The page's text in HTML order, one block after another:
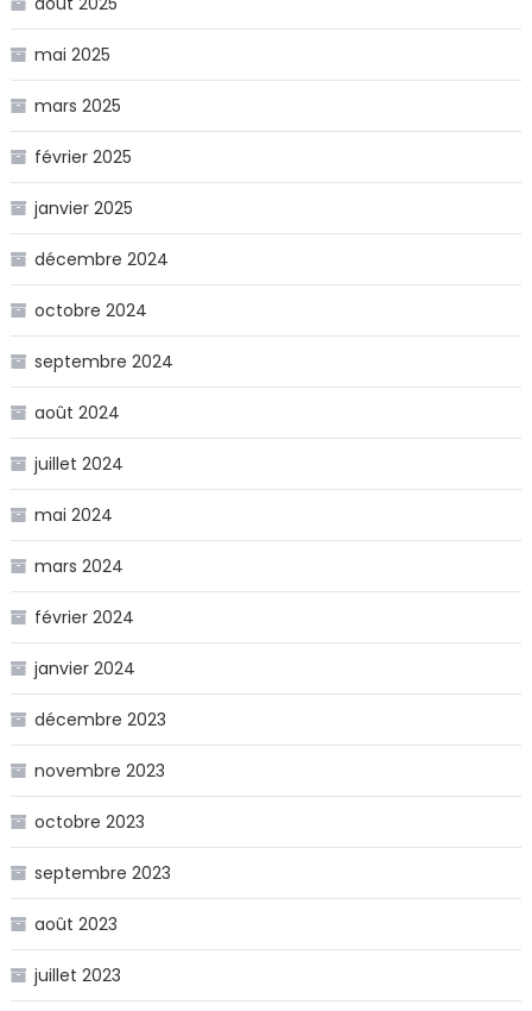
mai 2025
mars 2025
février 2025
janvier 2025
décembre 2024
octobre 2024
septembre 2024
août 2024
juillet 2024
mai 2024
mars 2024
février 2024
janvier 2024
décembre 2023
novembre 2023
octobre 2023
septembre 2023
août 2023
juillet 2023